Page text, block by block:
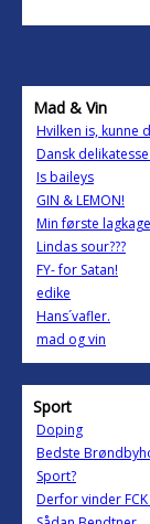
Mad & Vin
Hvilken is, kunne
Dansk
Is baileys
GIN & LEMON!
Min første
Lindas sour???
FY- for Satan!
edike
Hans´vafler.
mad og vin
Sport
Doping
Bedste
Sport?
Derfor vinder